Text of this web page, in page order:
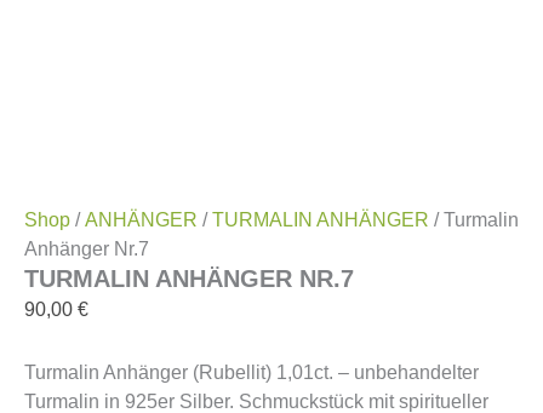
Shop /ANHÄNGER /TURMALIN ANHÄNGER / Turmalin
Anhänger Nr.7
TURMALIN ANHÄNGER NR.7
90,00 €
Turmalin Anhänger (Rubellit) 1,01ct. – unbehandelter
Turmalin in 925er Silber. Schmuckstück mit spiritueller